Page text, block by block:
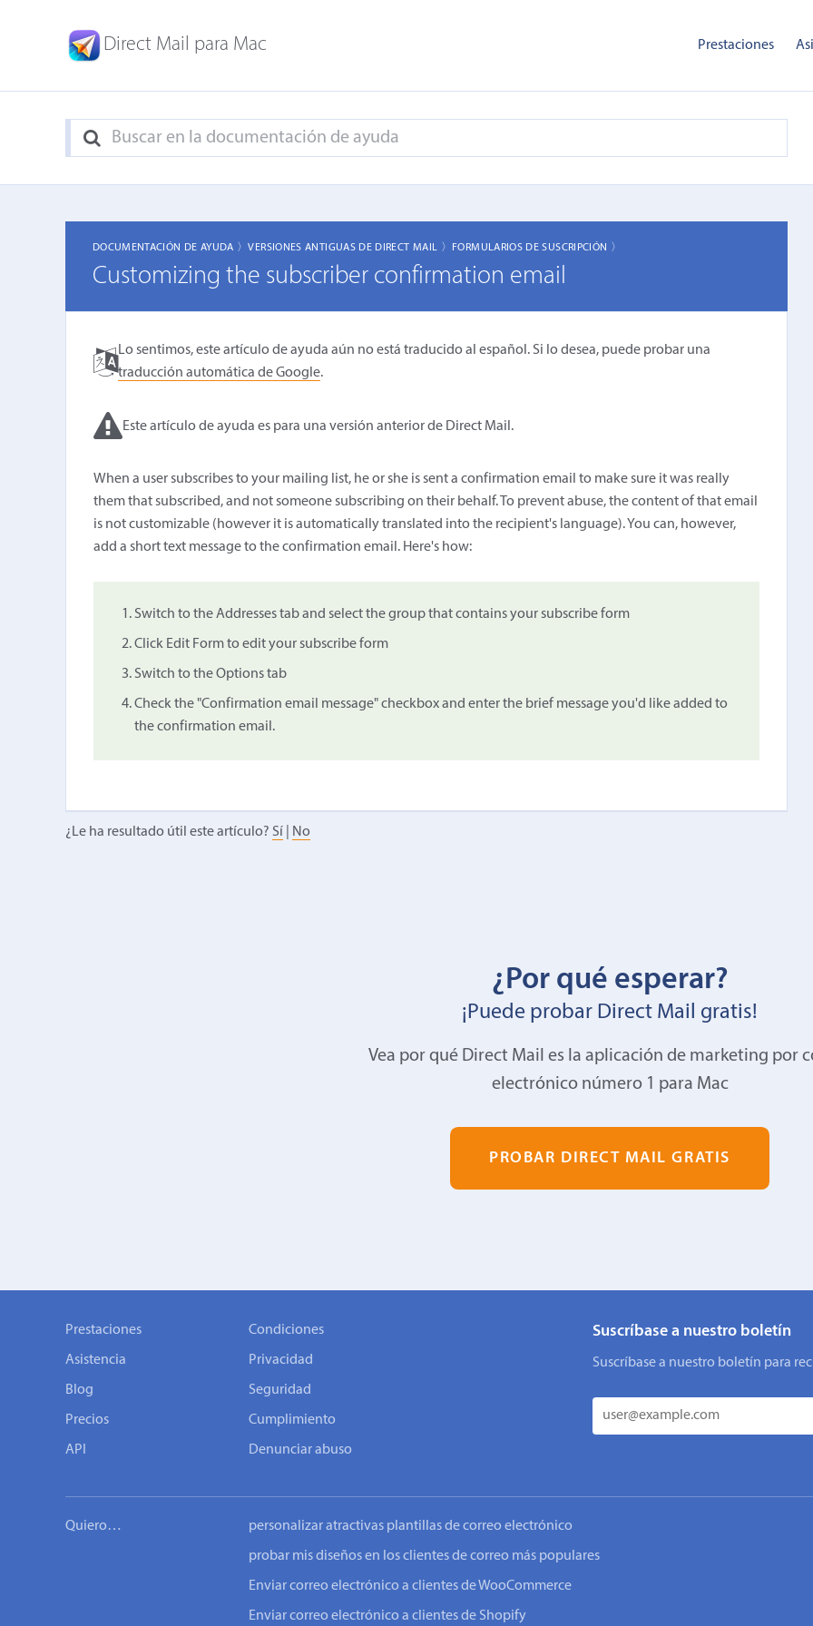
Direct Mail para Mac Prestaciones
DOCUMENTACIÓN DE AYUDA 〉VERSIONES ANTIGUAS DE DIRECT MAIL 〉 FORMULARIOS DE SUSCRIPCIÓN 〉
Customizing the subscriber confirmation email
Lo sentimos, este artículo de ayuda aún no está traducido al español. Si lo desea, puede probar una
traducción automática de Google.
Este artículo de ayuda es para una versión anterior de Direct Mail.
When a user subscribes to your mailing list, he or she is sent a confirmation email to make sure it was really
them that subscribed, and not someone subscribing on their behalf. To prevent abuse, the content of that email
is not customizable (however it is automatically translated into the recipient's language). You can, however,
add a short text message to the confirmation email. Here's how:
Switch to the Addresses tab and select the group that contains your subscribe form
Click Edit Form to edit your subscribe form
Switch to the Options tab
Check the "Confirmation email message" checkbox and enter the brief message you'd like added to
the confirmation email.
¿Le ha resultado útil este artículo? Sí No
¿Por qué esperar?
¡Puede probar Direct Mail gratis!
Vea por qué Direct Mail es la aplicación de marketing por
electrónico número 1 para Mac
PROBAR DIRECT MAIL GRATIS
Prestaciones
Asistencia
Blog
Precios
API
Condiciones
Privacidad
Seguridad
Cumplimiento
Denunciar abuso
Suscríbase a nuestro boletín
Suscríbase a nuestro boletín para
Quiero… personalizar atractivas plantillas de correo electrónico
probar mis diseños en los clientes de correo más populares
Enviar correo electrónico a clientes de WooCommerce
Enviar correo electrónico a clientes de Shopify